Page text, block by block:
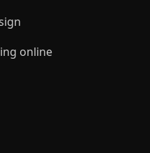
online